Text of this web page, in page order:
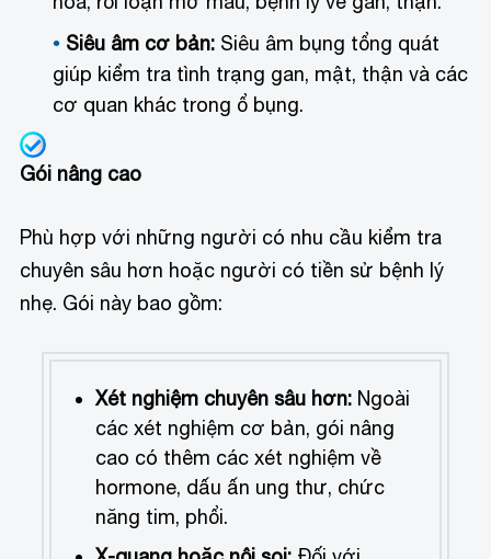
Siêu âm cơ bản: Siêu âm bụng tổng quát
giúp kiểm tra tình trạng gan, mật, thận và các
cơ quan khác trong ổ bụng.
Gói nâng cao
Phù hợp với những người có nhu cầu kiểm tra
chuyên sâu hơn hoặc người có tiền sử bệnh lý
nhẹ. Gói này bao gồm:
Xét nghiệm chuyên sâu hơn: Ngoài
các xét nghiệm cơ bản, gói nâng
cao có thêm các xét nghiệm về
hormone, dấu ấn ung thư, chức
năng tim, phổi.